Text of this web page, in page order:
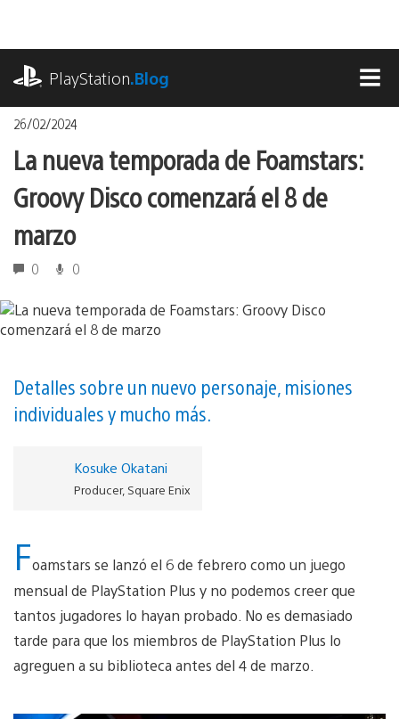
contenido
PlayStation.Blog
26/02/2024
La nueva temporada de Foamstars:
Groovy Disco comenzará el 8 de
marzo
0 0
Detalles sobre un nuevo personaje, misiones
individuales y mucho más.
Kosuke Okatani
Producer, Square Enix
Foamstars se lanzó el 6 de febrero como un juego
mensual de PlayStation Plus y no podemos creer que
tantos jugadores lo hayan probado. No es demasiado
tarde para que los miembros de PlayStation Plus lo
agreguen a su biblioteca antes del 4 de marzo.